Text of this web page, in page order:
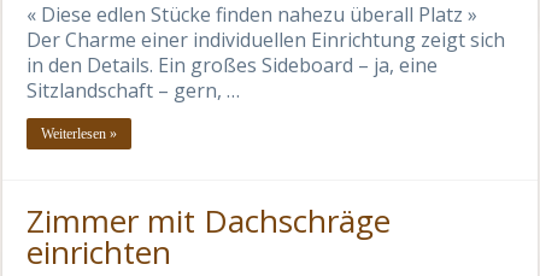
« Diese edlen Stücke finden nahezu überall Platz »
Der Charme einer individuellen Einrichtung zeigt sich
in den Details. Ein großes Sideboard – ja, eine
Sitzlandschaft – gern, …
Weiterlesen »
Zimmer mit Dachschräge
einrichten